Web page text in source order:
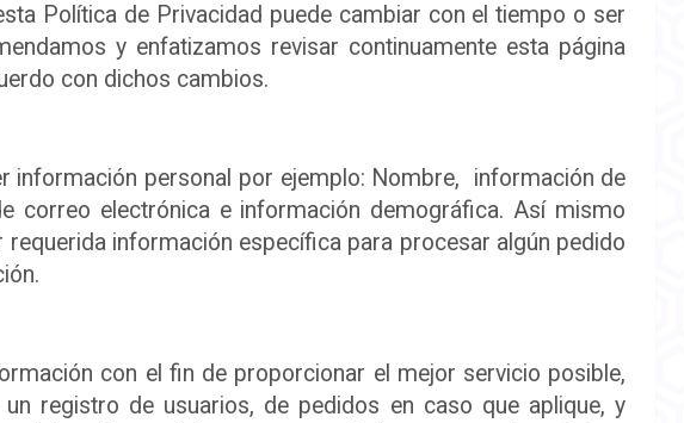
Política de Privacidad puede cambiar con el tiempo o ser
y enfatizamos revisar continuamente esta página
con dichos cambios.
información personal por ejemplo: Nombre, información de
correo electrónica e información demográfica. Así mismo
información específica para procesar algún pedido
con el fin de proporcionar el mejor servicio posible,
registro de usuarios, de pedidos en caso que aplique, y